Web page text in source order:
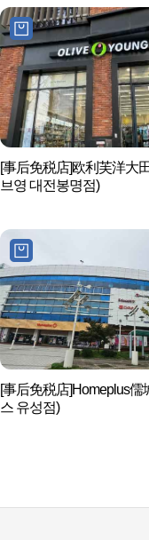
[事后免税店]欧利芙洋大
브영 대전봉명점)
[事后免税店]Homeplus儒
스 유성점)